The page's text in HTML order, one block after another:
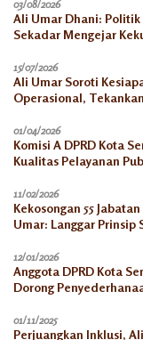
03/08/2026
Ali Umar Dhani:
Sekadar Mengejar
15/07/2026
Ali Umar Soroti
Operasional,
01/04/2026
Komisi A DPRD Kota
Kualitas Pelayanan
11/02/2026
Kekosongan 55
Umar: Langgar Prinsip
12/01/2026
Anggota DPRD Kota
Dorong
01/11/2025
Perjuangkan Inklusi,